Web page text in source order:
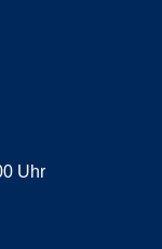
Uhr